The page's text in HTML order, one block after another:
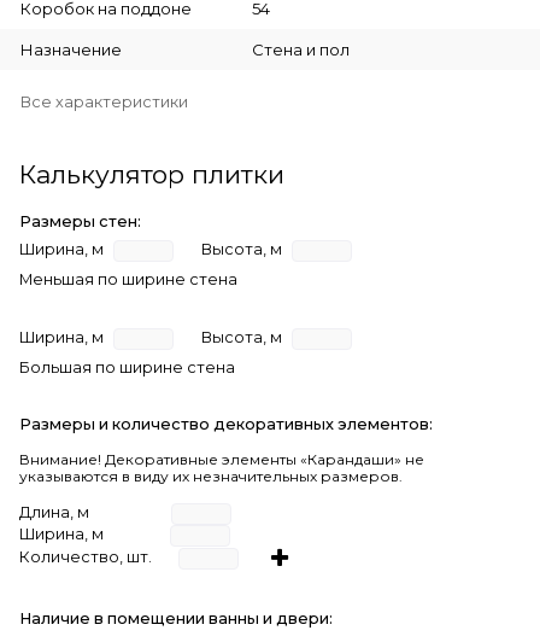
Коробок на поддоне 54
Назначение Стена и пол
Все характеристики
Калькулятор плитки
Размеры стен:
Ширина, м
Высота, м
Меньшая по ширине стена
Ширина, м
Высота, м
Большая по ширине стена
Размеры и количество декоративных элементов:
Внимание! Декоративные элементы «Карандаши» не
указываются в виду их незначительных размеров.
Длина, м
Ширина, м
Количество, шт.
Наличие в помещении ванны и двери: